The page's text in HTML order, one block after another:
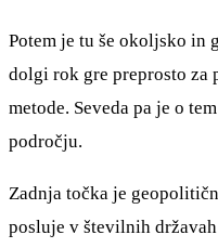
Potem je tu še okoljsko in
dolgi rok gre preprosto za
metode. Seveda pa je o
področju.
Zadnja točka je
posluje v številnih